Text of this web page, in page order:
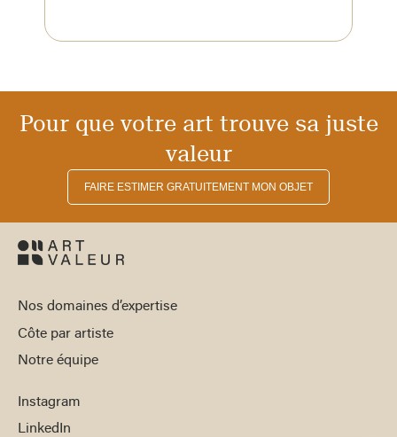
Pour que votre art trouve sa juste
valeur
FAIRE ESTIMER GRATUITEMENT MON OBJET
Nos domaines d’expertise
Côte par artiste
Notre équipe
Instagram
LinkedIn